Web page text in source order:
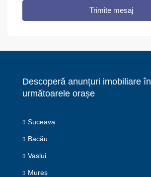
Trimite mesaj
Descoperă anunțuri imobiliare în
următoarele orașe
Suceava
Bacău
Vaslui
Mureș